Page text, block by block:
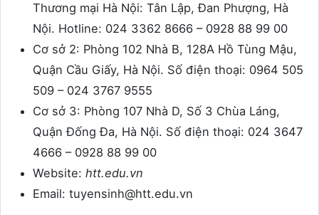
Thương mại Hà Nội: Tân Lập, Đan Phượng, Hà
Nội. Hotline: 024 3362 8666 – 0928 88 99 00
Cơ sở 2: Phòng 102 Nhà B, 128A Hồ Tùng Mậu,
Quận Cầu Giấy, Hà Nội. Số điện thoại: 0964 505
509 – 024 3767 9555
Cơ sở 3: Phòng 107 Nhà D, Số 3 Chùa Láng,
Quận Đống Đa, Hà Nội. Số điện thoại: 024 3647
4666 – 0928 88 99 00
Website: htt.edu.vn
Email: tuyensinh@htt.edu.vn